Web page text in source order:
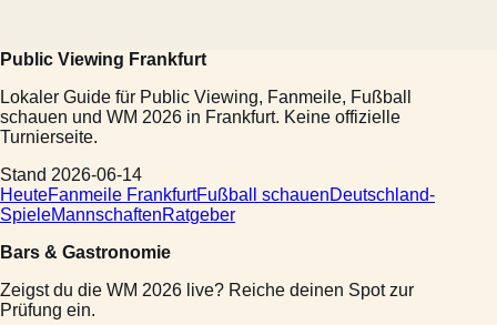
Public Viewing Frankfurt
Lokaler Guide für Public Viewing, Fanmeile, Fußball
schauen und WM 2026 in Frankfurt. Keine offizielle
Turnierseite.
Stand 2026-06-14
HeuteFanmeile FrankfurtFußball schauenDeutschland-
SpieleMannschaftenRatgeber
Bars & Gastronomie
Zeigst du die WM 2026 live? Reiche deinen Spot zur
Prüfung ein.